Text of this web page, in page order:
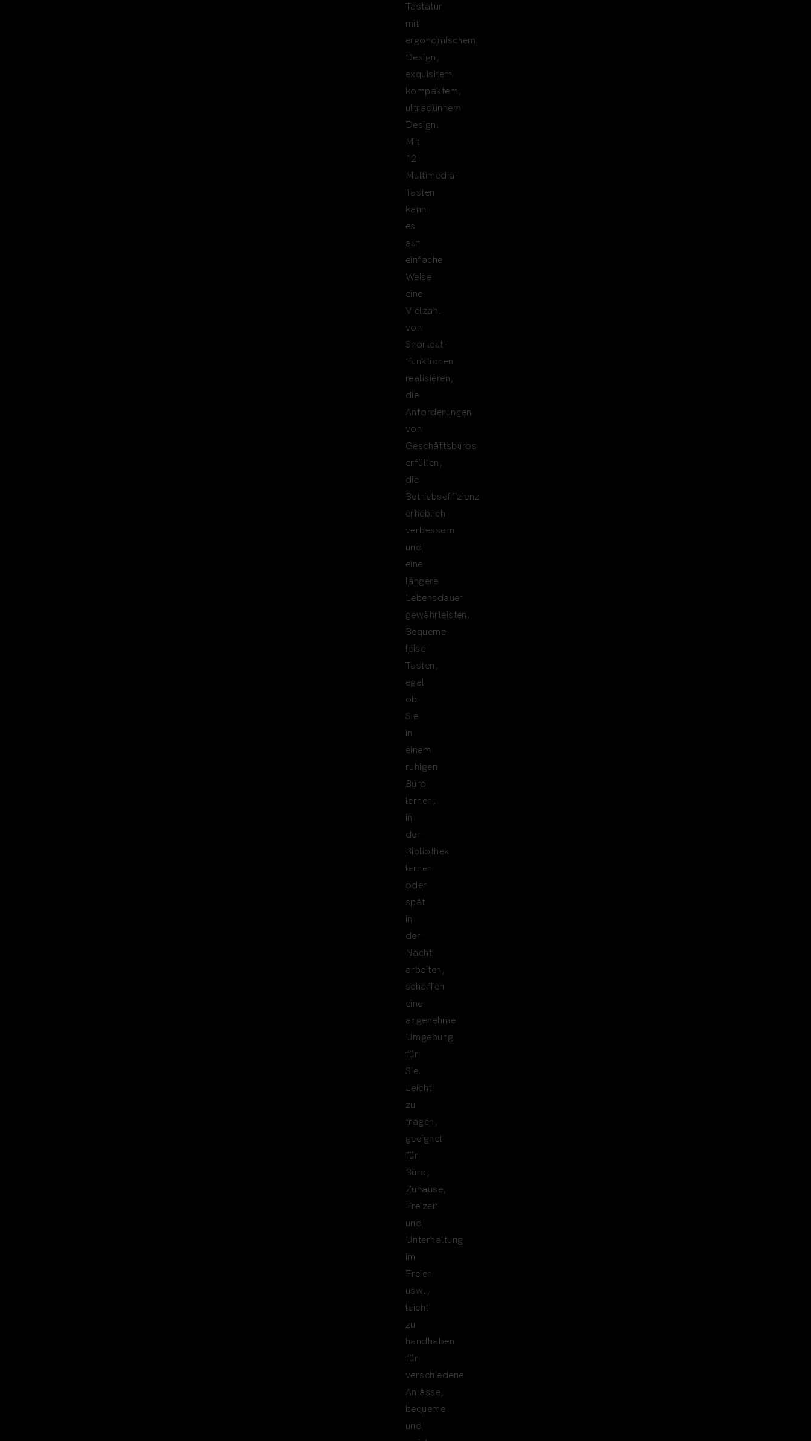
Tastatur
mit
ergonomischem
Design,
exquisitem
kompaktem,
ultradünnem
Design.
Mit
12
Multimedia-
Tasten
kann
es
auf
einfache
Weise
eine
Vielzahl
von
Shortcut-
Funktionen
realisieren,
die
Anforderungen
von
Geschäftsbüros
erfüllen,
die
Betriebseffizienz
erheblich
verbessern
und
eine
längere
Lebensdauer
gewährleisten.
Bequeme
leise
Tasten,
egal
ob
Sie
in
einem
ruhigen
Büro
lernen,
in
der
Bibliothek
lernen
oder
spät
in
der
Nacht
arbeiten,
schaffen
eine
angenehme
Umgebung
für
Sie.
Leicht
zu
tragen,
geeignet
für
Büro,
Zuhause,
Freizeit
und
Unterhaltung
im
Freien
usw.,
leicht
zu
handhaben
für
verschiedene
Anlässe,
bequeme
und